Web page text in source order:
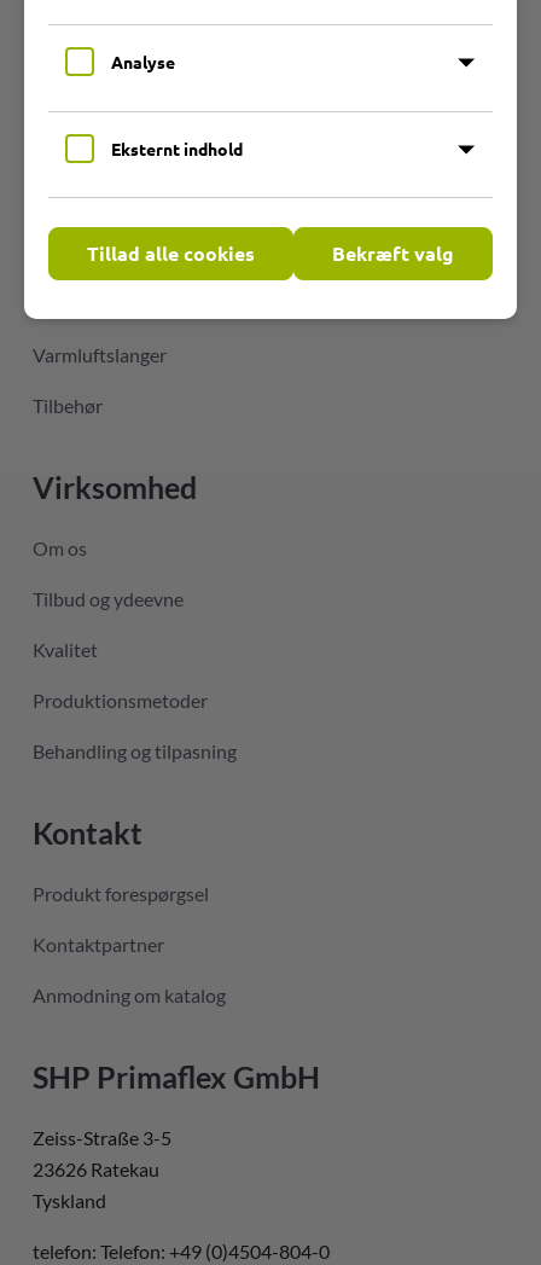
Produkter
Slanger af slidstærkt PU
Fleksible PVC-slanger
Temperaturbestandige slanger
Varmluftslanger
Tilbehør
Virksomhed
Om os
Tilbud og ydeevne
Kvalitet
Produktionsmetoder
Behandling og tilpasning
Kontakt
Produkt forespørgsel
Kontaktpartner
Anmodning om katalog
SHP Primaflex GmbH
Zeiss-Straße 3-5
23626 Ratekau
Tyskland
telefon: Telefon: +49 (0)4504-804-0
Analyse
Eksternt indhold
Tillad alle cookies Bekræft valg